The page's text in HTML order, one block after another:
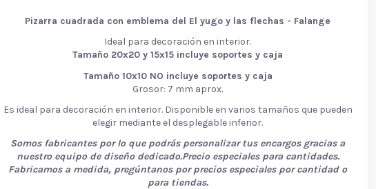
Pizarra cuadrada con emblema del El yugo y las flechas - Falange
Ideal para decoración en interior.
Tamaño 20x20 y 15x15 incluye soportes y caja
Tamaño 10x10 NO incluye soportes y caja
Grosor: 7 mm aprox.
Es ideal para decoración en interior. Disponible en varios tamaños que pueden
elegir mediante el desplegable inferior.
Somos fabricantes por lo que podrás personalizar tus encargos gracias a
nuestro equipo de diseño dedicado.Precio especiales para cantidades.
Fabricamos a medida, pregúntanos por precios especiales por cantidad o
para tiendas.